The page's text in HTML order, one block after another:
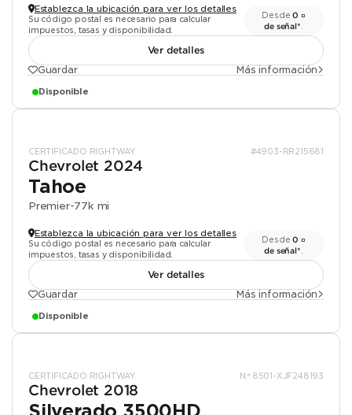
Establezca la ubicación para ver los detalles
Su código postal es necesario para calcular
impuestos, tasas y disponibilidad.
Desde0 ¤
de señal*
Ver detalles
Guardar
Más información
Disponible
CERTIFICADO RIGHTWAY #4903-RR215681
Chevrolet 2024
Tahoe
Premier-77k mi
Establezca la ubicación para ver los detalles
Su código postal es necesario para calcular
impuestos, tasas y disponibilidad.
Desde0 ¤
de señal*
Ver detalles
Guardar
Más información
Disponible
CERTIFICADO RIGHTWAY N.º 8501-XJF248193
Chevrolet 2018